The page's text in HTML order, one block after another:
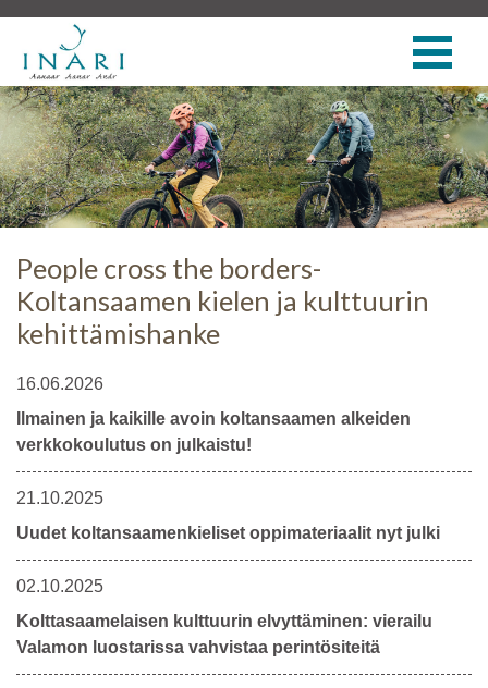
People cross the borders-
Koltansaamen kielen ja kulttuurin
kehittämishanke
16.06.2026
Ilmainen ja kaikille avoin koltansaamen alkeiden
verkkokoulutus on julkaistu!
21.10.2025
Uudet koltansaamenkieliset oppimateriaalit nyt julki
02.10.2025
Kolttasaamelaisen kulttuurin elvyttäminen: vierailu
Valamon luostarissa vahvistaa perintösiteitä